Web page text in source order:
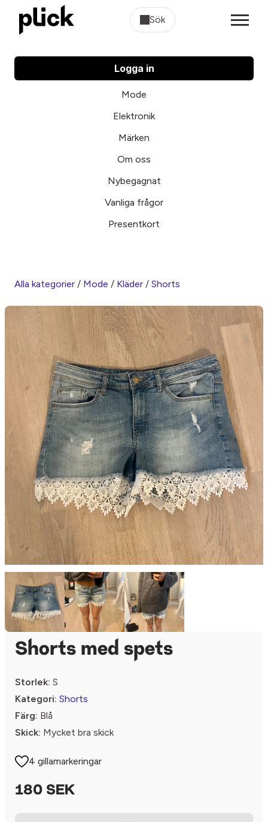
Sök
Logga in
Mode
Elektronik
Märken
Om oss
Nybegagnat
Vanliga frågor
Presentkort
Alla kategorier / Mode / Kläder / Shorts
Shorts med spets
Storlek: S
Kategori: Shorts
Färg: Blå
Skick: Mycket bra skick
4 gillamarkeringar
180 SEK